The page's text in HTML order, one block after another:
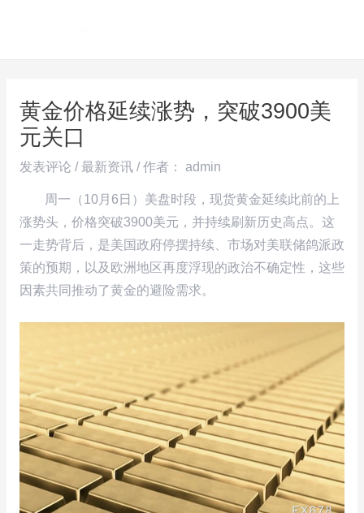
黄金价格延续涨势，突破3900美
元关口
发表评论 /最新资讯/ 作者： admin
周一（10月6日）美盘时段，现货黄金延续此前的上
涨势头，价格突破3900美元，并持续刷新历史高点。这
一走势背后，是美国政府停摆持续、市场对美联储鸽派政
策的预期，以及欧洲地区再度浮现的政治不确定性，这些
因素共同推动了黄金的避险需求。